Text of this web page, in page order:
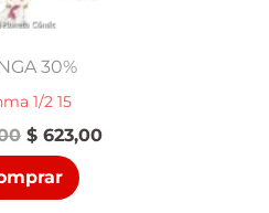
30%
1/2 15
El
precio
original
era:
$ 623,00El